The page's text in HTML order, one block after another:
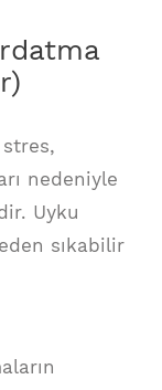
nedeniyle
Uyku
sıkabilir